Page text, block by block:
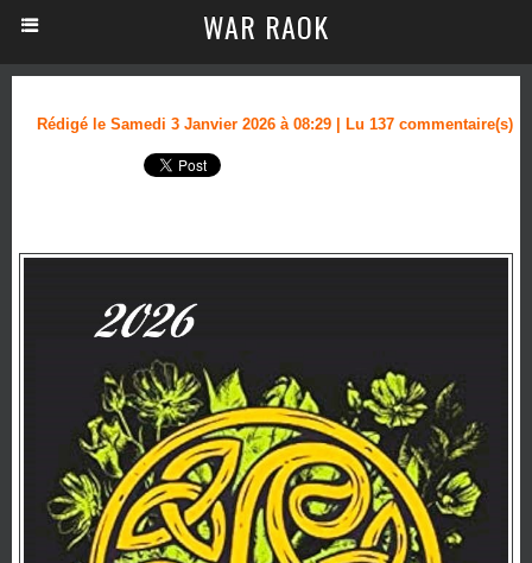
WAR RAOK
Rédigé le Samedi 3 Janvier 2026 à 08:29 | Lu 137 commentaire(s)